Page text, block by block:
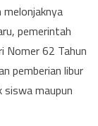
melonjaknya
pemerintah
Nomer 62 Tahun
pemberian libur
siswa maupun